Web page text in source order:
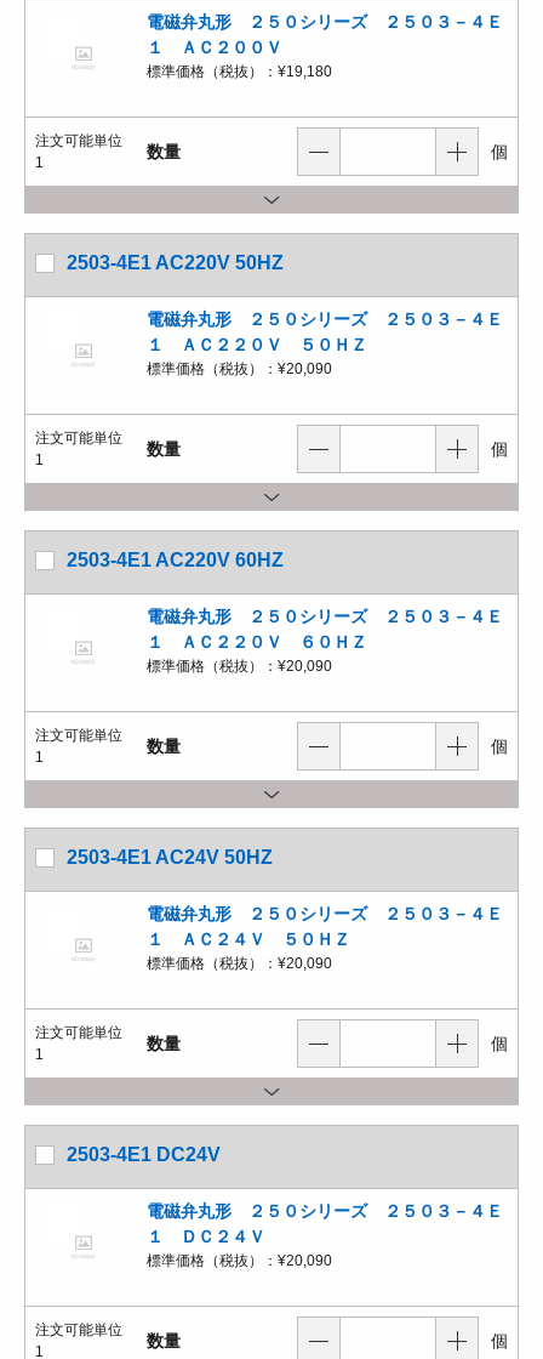
電磁弁丸形 ２５０シリーズ ２５０３－４Ｅ
１ ＡＣ２００Ｖ
標準価格（税抜）： ¥19,180
注文可能単位
1
数量 個
2503-4E1 AC220V 50HZ
電磁弁丸形 ２５０シリーズ ２５０３－４Ｅ
１ ＡＣ２２０Ｖ ５０ＨＺ
標準価格（税抜）： ¥20,090
注文可能単位
1
数量 個
2503-4E1 AC220V 60HZ
電磁弁丸形 ２５０シリーズ ２５０３－４Ｅ
１ ＡＣ２２０Ｖ ６０ＨＺ
標準価格（税抜）： ¥20,090
注文可能単位
1
数量 個
2503-4E1 AC24V 50HZ
電磁弁丸形 ２５０シリーズ ２５０３－４Ｅ
１ ＡＣ２４Ｖ ５０ＨＺ
標準価格（税抜）： ¥20,090
注文可能単位
1
数量 個
2503-4E1 DC24V
電磁弁丸形 ２５０シリーズ ２５０３－４Ｅ
１ ＤＣ２４Ｖ
標準価格（税抜）： ¥20,090
注文可能単位
1
数量 個